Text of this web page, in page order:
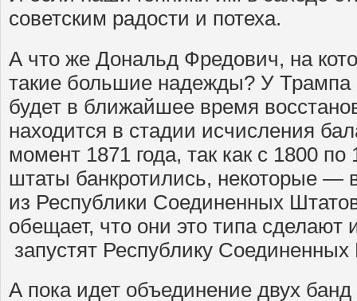
советским радости и потеха.
А что же Дональд Фредович, на
такие большие надежды? У Трампа
будет в ближайшее время
находится в стадии исчисления
момент 1871 года, так как с 1800
штаты банкротились, некоторые —
из Республики Соединенных
обещает, что они это типа сделают
запустят Республику
А пока идет объединение двух